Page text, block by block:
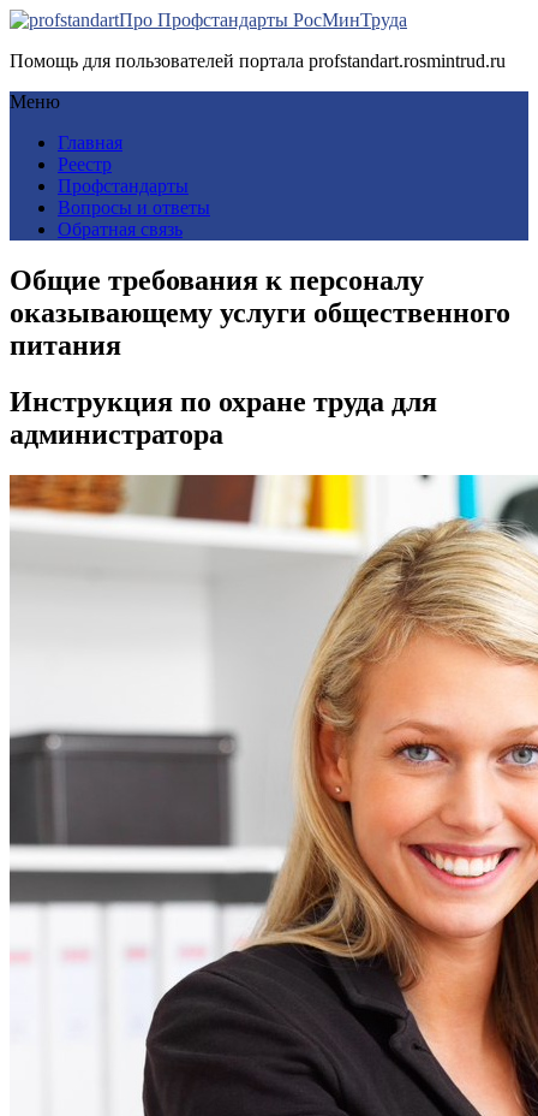
Про Профстандарты РосМинТруда
Помощь для пользователей портала profstandart.rosmintrud.ru
Меню
Главная
Реестр
Профстандарты
Вопросы и ответы
Обратная связь
Общие требования к персоналу
оказывающему услуги общественного
питания
Инструкция по охране труда для
администратора